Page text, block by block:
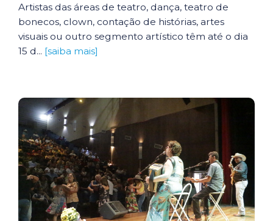
Artistas das áreas de teatro, dança, teatro de
bonecos, clown, contação de histórias, artes
visuais ou outro segmento artístico têm até o dia
15 d... [saiba mais]